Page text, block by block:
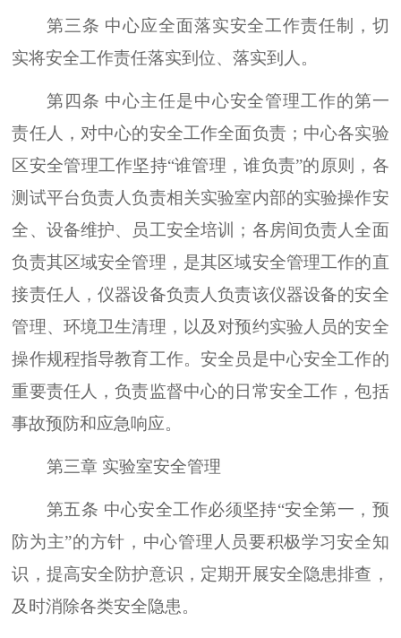
第三条 中心应全面落实安全工作责任制，切
实将安全工作责任落实到位、落实到人。
第四条 中心主任是中心安全管理工作的第一
责任人，对中心的安全工作全面负责；中心各实验
区安全管理工作坚持“谁管理，谁负责”的原则，各
测试平台负责人负责相关实验室内部的实验操作安
全、设备维护、员工安全培训；各房间负责人全面
负责其区域安全管理，是其区域安全管理工作的直
接责任人，仪器设备负责人负责该仪器设备的安全
管理、环境卫生清理，以及对预约实验人员的安全
操作规程指导教育工作。安全员是中心安全工作的
重要责任人，负责监督中心的日常安全工作，包括
事故预防和应急响应。
第三章 实验室安全管理
第五条 中心安全工作必须坚持“安全第一，预
防为主”的方针，中心管理人员要积极学习安全知
识，提高安全防护意识，定期开展安全隐患排查，
及时消除各类安全隐患。